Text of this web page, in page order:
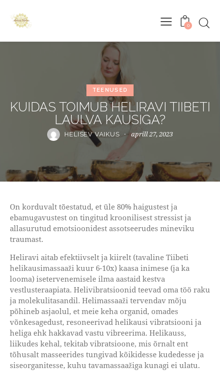
0
TEENUSED
KUIDAS TOIMUB HELIRAVI TIIBETI
LAULVA KAUSIGA?
HELISEV VAIKUS aprill 27, 2023
On korduvalt tõestatud, et üle 80% haigustest ja
ebamugavustest on tingitud kroonilisest stressist ja
allasurutud emotsioonidest assotseerudes mineviku
traumast.
Heliravi aitab efektiivselt ja kiirelt (tavaline Tiibeti
helikausimassaaži kuur 6-10x) kaasa inimese (ja ka
looma) isetervenemisele ilma aastaid kestva
vestlusteraapiata. Helivibratsioonid teevad oma töö raku
ja molekulitasandil. Helimassaaži tervendav mõju
põhineb asjaolul, et meie keha organid, omades
võnkesagedust, resoneerivad helikausi vibratsiooni ja
heliga ehk hakkavad vastu vibreerima. Helikauss,
liikudes kehal, tekitab vibratsioone, mis õrnalt ent
tõhusalt masseerides tungivad kõikidesse kudedesse ja
siseorganitesse, kuhu tavamassaažiga kunagi ei ulatu.